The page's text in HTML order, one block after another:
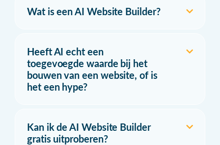
Wat is een AI Website Builder?
Heeft AI echt een
toegevoegde waarde bij het
bouwen van een website, of is
het een hype?
Kan ik de AI Website Builder
gratis uitproberen?